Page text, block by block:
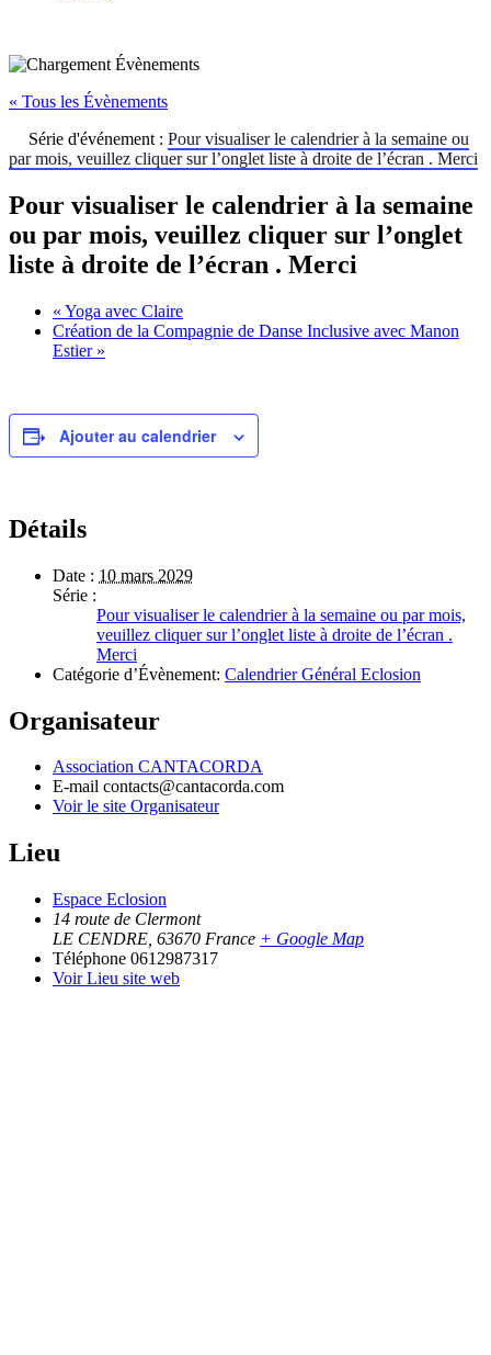
« Tous les Évènements
Série d'événement : Pour visualiser le calendrier à la semaine ou
par mois, veuillez cliquer sur l’onglet liste à droite de l’écran . Merci
Pour visualiser le calendrier à la semaine
ou par mois, veuillez cliquer sur l’onglet
liste à droite de l’écran . Merci
« Yoga avec Claire
Création de la Compagnie de Danse Inclusive avec Manon
Estier »
Ajouter au calendrier
Détails
Date : 10 mars 2029
Série :
Pour visualiser le calendrier à la semaine ou par mois,
veuillez cliquer sur l’onglet liste à droite de l’écran .
Merci
Catégorie d’Évènement: Calendrier Général Eclosion
Organisateur
Association CANTACORDA
E-mail contacts@cantacorda.com
Voir le site Organisateur
Lieu
Espace Eclosion
14 route de Clermont
LE CENDRE 63670 France + Google Map
Téléphone 0612987317
Voir Lieu site web